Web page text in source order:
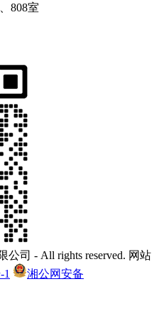
808室
司 - All rights reserved. 网站
1
湘公网安备